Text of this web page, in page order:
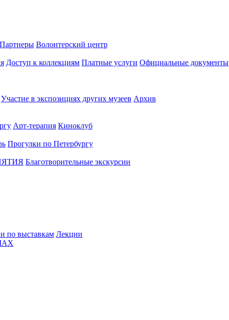
Партнеры Волонтерский центр
Доступ к коллекциям Платные услуги Официальные документы
Участие в экспозициях других музеев Архив
Арт-терапия Киноклуб
Прогулки по Петербургу
Благотворительные экскурсии
по выставкам Лекции